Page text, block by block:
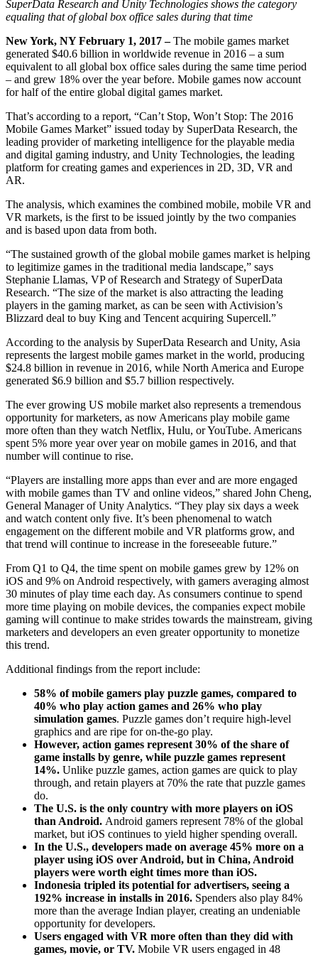
Insights pós-lançamento e operações de jogos ao vivo
Amplie
Aquisição de usuários
Seja descoberto e adquira usuários móveis
In-App Purchase
Gerencie as IAP em todas as lojas e no modelo D2C (direto ao
consumidor).
Monetização
Anuncie com o Unity
Monetize com o Unity
Casos de uso
Jogos de dispositivos móveis
Crie e faça crescer sucessos móveis com o Unity
Jogos Independentes
Lance grandes jogos com pequenas equipes
Jogos XR
Lance jogos XR em várias plataformas
Jogos com multijogador
Transformar experiências em loja em experiências online
Automotivo
Impulsione a inovação e as experiências dentro do carro
Veja todas as indústrias
Insights
Estudos de caso
Histórias de sucesso do mundo real
Guias de melhores práticas
Dicas e truques de especialistas
Demonstrações
Demonstrações, amostras e blocos de construção
Todos os recursos
Novidades
Atualizações, informações e dicas técnicas
Notícias
Notícias, histórias e centro de imprensa
Junte-se a desenvolvedores, criadores e insiders
Prêmios Unity
Celebrando criadores do Unity em todo o mundo
Dicas práticas e melhores práticas
Educação
Para estudantes
Impulsione sua carreira
Para educadores
Impulsione seu ensino
Concessão de Licença Educacional
Leve o poder do Unity para sua instituição
Certificações
Prove sua maestria em Unity
SuperData Research and Unity Technologies shows the category
equaling that of global box office sales during that time
New York, NY February 1, 2017 –The mobile games market
generated $40.6 billion in worldwide revenue in 2016 – a sum
equivalent to all global box office sales during the same time period
– and grew 18% over the year before. Mobile games now account
for half of the entire global digital games market.
That’s according to a report, “Can’t Stop, Won’t Stop: The 2016
Mobile Games Market” issued today by SuperData Research, the
leading provider of marketing intelligence for the playable media
and digital gaming industry, and Unity Technologies, the leading
platform for creating games and experiences in 2D, 3D, VR and
AR.
The analysis, which examines the combined mobile, mobile VR and
VR markets, is the first to be issued jointly by the two companies
and is based upon data from both.
“The sustained growth of the global mobile games market is helping
to legitimize games in the traditional media landscape,” says
Stephanie Llamas, VP of Research and Strategy of SuperData
Research. “The size of the market is also attracting the leading
players in the gaming market, as can be seen with Activision’s
Blizzard deal to buy King and Tencent acquiring Supercell.”
According to the analysis by SuperData Research and Unity, Asia
represents the largest mobile games market in the world, producing
$24.8 billion in revenue in 2016, while North America and Europe
generated $6.9 billion and $5.7 billion respectively.
The ever growing US mobile market also represents a tremendous
opportunity for marketers, as now Americans play mobile game
more often than they watch Netflix, Hulu, or YouTube. Americans
spent 5% more year over year on mobile games in 2016, and that
number will continue to rise.
“Players are installing more apps than ever and are more engaged
with mobile games than TV and online videos,” shared John Cheng,
General Manager of Unity Analytics. “They play six days a week
and watch content only five. It’s been phenomenal to watch
engagement on the different mobile and VR platforms grow, and
that trend will continue to increase in the foreseeable future.”
From Q1 to Q4, the time spent on mobile games grew by 12% on
iOS and 9% on Android respectively, with gamers averaging almost
30 minutes of play time each day. As consumers continue to spend
more time playing on mobile devices, the companies expect mobile
gaming will continue to make strides towards the mainstream, giving
marketers and developers an even greater opportunity to monetize
this trend.
Additional findings from the report include:
58% of mobile gamers play puzzle games, compared to
40% who play action games and 26% who play
simulation games. Puzzle games don’t require high-level
graphics and are ripe for on-the-go play.
However, action games represent 30% of the share of
game installs by genre, while puzzle games represent
14%. Unlike puzzle games, action games are quick to play
through, and retain players at 70% the rate that puzzle games
do.
The U.S. is the only country with more players on iOS
than Android. Android gamers represent 78% of the global
market, but iOS continues to yield higher spending overall.
In the U.S., developers made on average 45% more on a
player using iOS over Android, but in China, Android
players were worth eight times more than iOS.
Indonesia tripled its potential for advertisers, seeing a
192% increase in installs in 2016. Spenders also play 84%
more than the average Indian player, creating an undeniable
opportunity for developers.
Users engaged with VR more often than they did with
games, movie, or TV. Mobile VR users engaged in 48